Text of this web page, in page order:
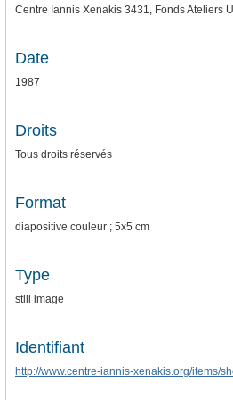
Centre Iannis Xenakis 3431, Fonds Ateliers
Date
1987
Droits
Tous droits réservés
Format
diapositive couleur ; 5x5 cm
Type
still image
Identifiant
http://www.centre-iannis-xenakis.org/items/